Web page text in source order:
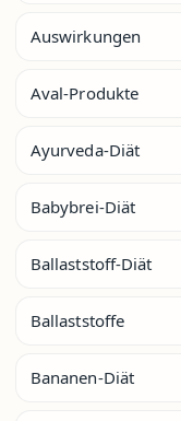
Auswirkungen
Aval-Produkte
Ayurveda-Diät
Babybrei-Diät
Ballaststoff-Diät
Ballaststoffe
Bananen-Diät